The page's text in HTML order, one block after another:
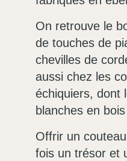
On retrouve le
de touches de
chevilles de
aussi chez les
échiquiers, dont
blanches en
Offrir un
fois un trésor et